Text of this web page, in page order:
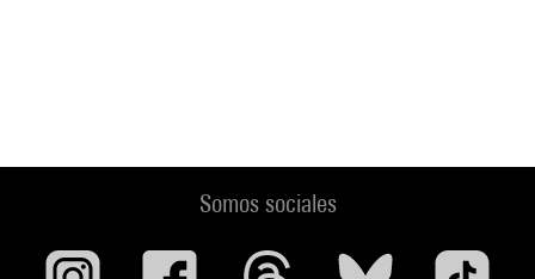
Somos sociales